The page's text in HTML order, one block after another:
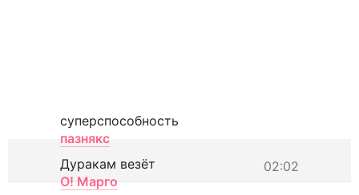
суперспособность
пазнякс
02:02
Дуракам везёт
О! Марго